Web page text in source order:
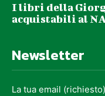
I libri della
acquistabili al
Newsletter
La tua email (richiesto)